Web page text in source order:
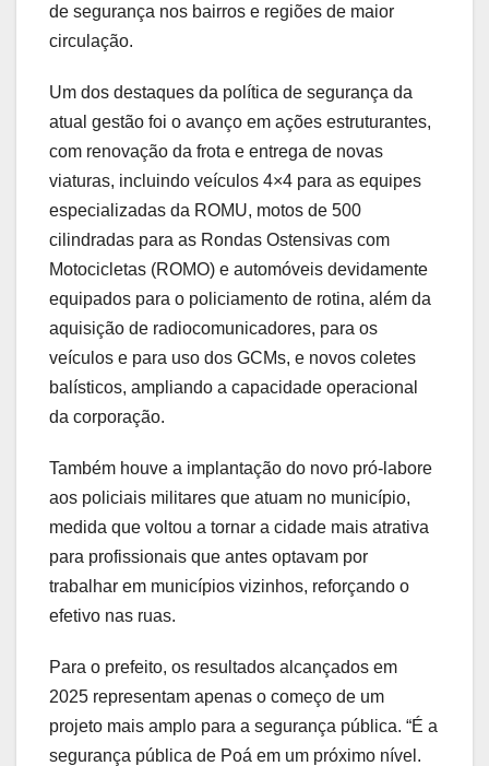
de segurança nos bairros e regiões de maior
circulação.
Um dos destaques da política de segurança da
atual gestão foi o avanço em ações estruturantes,
com renovação da frota e entrega de novas
viaturas, incluindo veículos 4×4 para as equipes
especializadas da ROMU, motos de 500
cilindradas para as Rondas Ostensivas com
Motocicletas (ROMO) e automóveis devidamente
equipados para o policiamento de rotina, além da
aquisição de radiocomunicadores, para os
veículos e para uso dos GCMs, e novos coletes
balísticos, ampliando a capacidade operacional
da corporação.
Também houve a implantação do novo pró-labore
aos policiais militares que atuam no município,
medida que voltou a tornar a cidade mais atrativa
para profissionais que antes optavam por
trabalhar em municípios vizinhos, reforçando o
efetivo nas ruas.
Para o prefeito, os resultados alcançados em
2025 representam apenas o começo de um
projeto mais amplo para a segurança pública. “É a
segurança pública de Poá em um próximo nível.